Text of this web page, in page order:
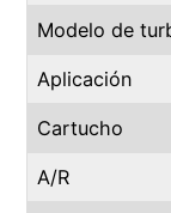
Modelo de
Aplicación
Cartucho
A/R